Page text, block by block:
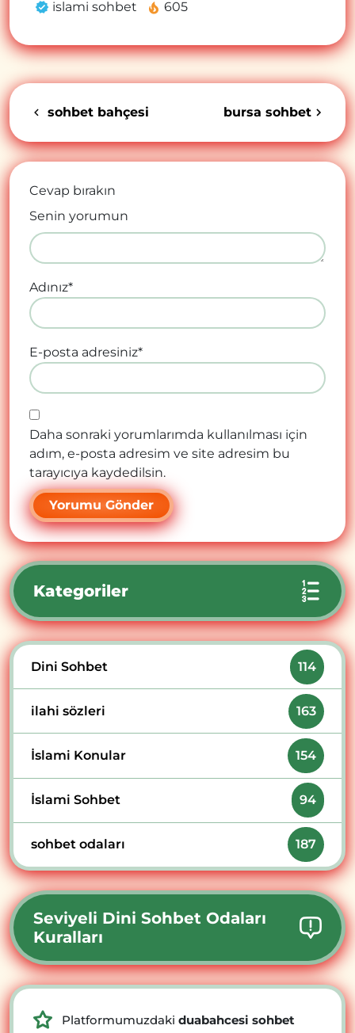
islami sohbet 605
sohbet bahçesi bursa sohbet
Cevap bırakın
Senin yorumun
Adınız*
E-posta adresiniz*
Daha sonraki yorumlarımda kullanılması için
adım, e-posta adresim ve site adresim bu
tarayıcıya kaydedilsin.
Kategoriler
Dini Sohbet 114
ilahi sözleri 163
İslami Konular 154
İslami Sohbet 94
sohbet odaları 187
Seviyeli Dini Sohbet Odaları
Kuralları
Platformumuzdaki duabahcesi sohbet